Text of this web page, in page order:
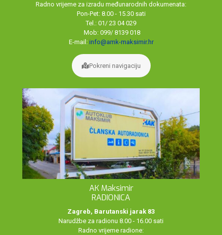
Radno vrijeme za izradu međunarodnih dokumenata:
Pon-Pet: 8.00 - 15.30 sati
Tel.: 01/ 23 04 029
Mob: 099/ 8139 018
E-mail: info@amk-maksimir.hr
Pokreni navigaciju
AK Maksimir
RADIONICA
Zagreb, Barutanski jarak 83
Narudžbe za radionu 8.00 - 16.00 sati
Radno vrijeme radione: